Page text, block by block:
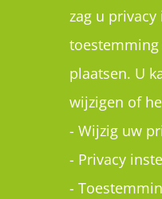
zag u
toestemming
plaatsen. U
wijzigen of
- Wijzig uw
- Privacy
-